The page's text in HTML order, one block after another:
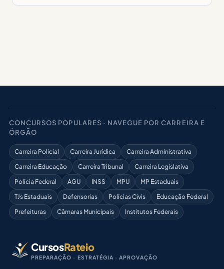
CONCURSOS POPULARES · NAVEGUE POR CARREIRA E
ÓRGÃO
Carreira Policial Carreira Jurídica
Carreira Administrativa
Carreira Educação
Carreira Tribunal
Carreira Legislativa
Polícia Federal
AGU INSS MPU
MP Estaduais
TJs Estaduais
Defensorias Polícias Civis
Educação Federal
Prefeituras
Câmaras Municipais Institutos Federais
CursosRateio
PREPARAÇÃO · ESTRATÉGIA · APROVAÇÃO